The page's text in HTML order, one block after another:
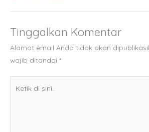
Tinggalkan Komentar
Alamat email Anda tidak akan
wajib ditandai *